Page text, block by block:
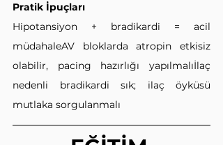
Pratik İpuçları
Hipotansiyon + bradikardi = acil
müdahaleAV bloklarda atropin etkisiz
olabilir, pacing hazırlığı yapılmalıİlaç
nedenli bradikardi sık; ilaç öyküsü
mutlaka sorgulanmalı